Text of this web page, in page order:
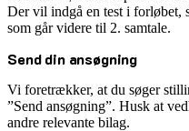
Der vil indgå en test i forløbet,
som går videre til 2. samtale.
Send din ansøgning
Vi foretrækker, at du søger
”Send ansøgning”. Husk at
andre relevante bilag.